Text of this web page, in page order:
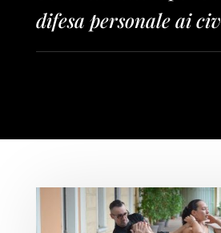
difesa personale ai